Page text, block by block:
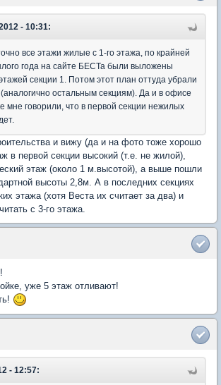
- 10:31:
все этажи жилые с 1-го этажа, по крайней
года на сайте БЕСТа были выложены
секции 1. Потом этот план оттуда убрали
остальным секциям). Да и в офисе
мне говорили, что в первой секции нежилых
и вижу (да и на фото тоже хорошо
в первой секции высокий (т.е. не жилой),
этаж (около 1 м.высотой), а выше пошли
высоты 2,8м. А в последних секциях
этажа (хотя Веста их считает за два) и
с 3-го этажа.
уже 5 этаж отливают!
- 12:57: